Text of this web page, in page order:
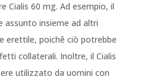
Cialis 60 mg. Ad esempio, il
assunto insieme ad altri
erettile, poichê ciò potrebbe
collaterali. Inoltre, il Cialis
utilizzato da uomini con